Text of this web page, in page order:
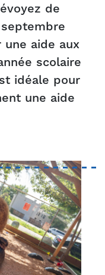
de
aide aux
scolaire
idéale pour
une aide